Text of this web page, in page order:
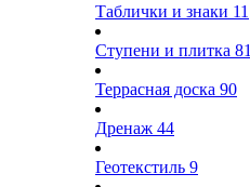
Таблички и знаки 11
Ступени и плитка 81
Террасная доска 90
Дренаж 44
Геотекстиль 9